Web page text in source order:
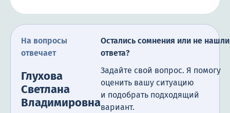
На вопросы
отвечает
Глухова
Светлана
Владимировна
Остались сомнения или не нашли
ответа?
Задайте свой вопрос. Я помогу
оценить вашу ситуацию
и подобрать подходящий
вариант.